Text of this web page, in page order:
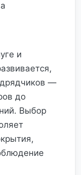
и
—
до
Выбор